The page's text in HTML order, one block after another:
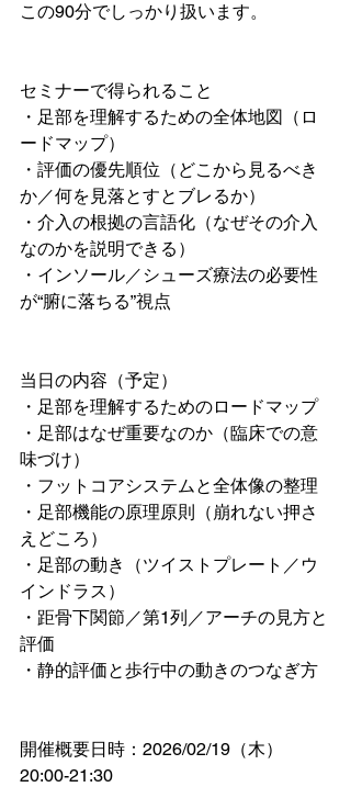
この90分でしっかり扱います。
セミナーで得られること
・足部を理解するための全体地図（ロ
ードマップ）
・評価の優先順位（どこから見るべき
か／何を見落とすとブレるか）
・介入の根拠の言語化（なぜその介入
なのかを説明できる）
・インソール／シューズ療法の必要性
が“腑に落ちる”視点
当日の内容（予定）
・足部を理解するためのロードマップ
・足部はなぜ重要なのか（臨床での意
味づけ）
・フットコアシステムと全体像の整理
・足部機能の原理原則（崩れない押さ
えどころ）
・足部の動き（ツイストプレート／ウ
インドラス）
・距骨下関節／第1列／アーチの見方と
評価
・静的評価と歩行中の動きのつなぎ方
開催概要日時：2026/02/19（木）
20:00-21:30